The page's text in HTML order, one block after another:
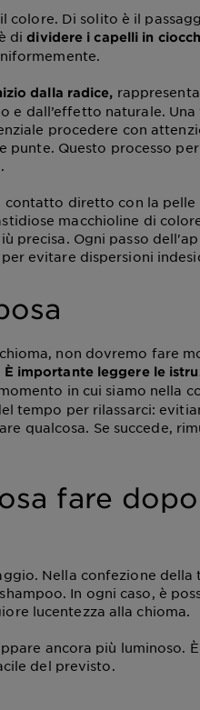
colore. Di solito è il
didividere i capelli in
dalla radice,
e dall’effetto naturale. Una
procedere con
punte. Questo processo
diretto con la pelle
macchioline di
precisa. Ogni passo
evitare dispersioni
non dovremo fare
È importante leggere le
in cui siamo nella
tempo per rilassarci:
qualcosa. Se succede,
fare
Nella confezione della
In ogni caso, è
lucentezza alla chioma.
ancora più luminoso.
del previsto.